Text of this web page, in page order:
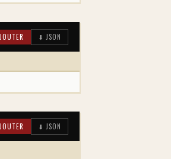
⬇ JSON
⬇ JSON